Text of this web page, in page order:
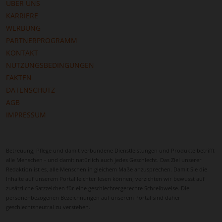
ÜBER UNS
KARRIERE
WERBUNG
PARTNERPROGRAMM
KONTAKT
NUTZUNGSBEDINGUNGEN
FAKTEN
DATENSCHUTZ
AGB
IMPRESSUM
Betreuung, Pflege und damit verbundene Dienstleistungen und Produkte betrifft
alle Menschen - und damit natürlich auch jedes Geschlecht. Das Ziel unserer
Redaktion ist es, alle Menschen in gleichem Maße anzusprechen. Damit Sie die
Inhalte auf unserem Portal leichter lesen können, verzichten wir bewusst auf
zusätzliche Satzzeichen für eine geschlechtergerechte Schreibweise. Die
personenbezogenen Bezeichnungen auf unserem Portal sind daher
geschlechtsneutral zu verstehen.